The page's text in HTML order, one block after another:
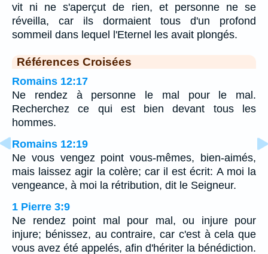
vit ni ne s'aperçut de rien, et personne ne se
réveilla, car ils dormaient tous d'un profond
sommeil dans lequel l'Eternel les avait plongés.
Références Croisées
Romains 12:17
Ne rendez à personne le mal pour le mal.
Recherchez ce qui est bien devant tous les
hommes.
Romains 12:19
Ne vous vengez point vous-mêmes, bien-aimés,
mais laissez agir la colère; car il est écrit: A moi la
vengeance, à moi la rétribution, dit le Seigneur.
1 Pierre 3:9
Ne rendez point mal pour mal, ou injure pour
injure; bénissez, au contraire, car c'est à cela que
vous avez été appelés, afin d'hériter la bénédiction.